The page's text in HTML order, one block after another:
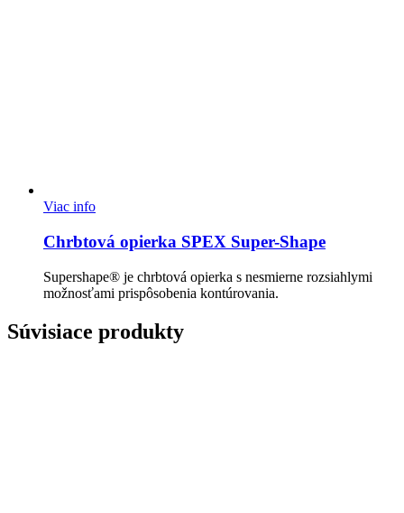
Viac info
Chrbtová opierka SPEX Super-Shape
Supershape® je chrbtová opierka s nesmierne rozsiahlymi
možnosťami prispôsobenia kontúrovania.
Súvisiace produkty